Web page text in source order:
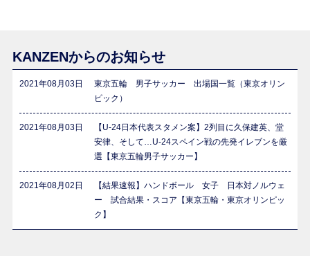
KANZENからのお知らせ
2021年08月03日
東京五輪 男子サッカー 出場国一覧（東京オリン
ピック）
2021年08月03日
【U-24日本代表スタメン案】2列目に久保建英、堂
安律、そして…U-24スペイン戦の先発イレブンを厳
選【東京五輪男子サッカー】
2021年08月02日
【結果速報】ハンドボール 女子 日本対ノルウェ
ー 試合結果・スコア【東京五輪・東京オリンピッ
ク】